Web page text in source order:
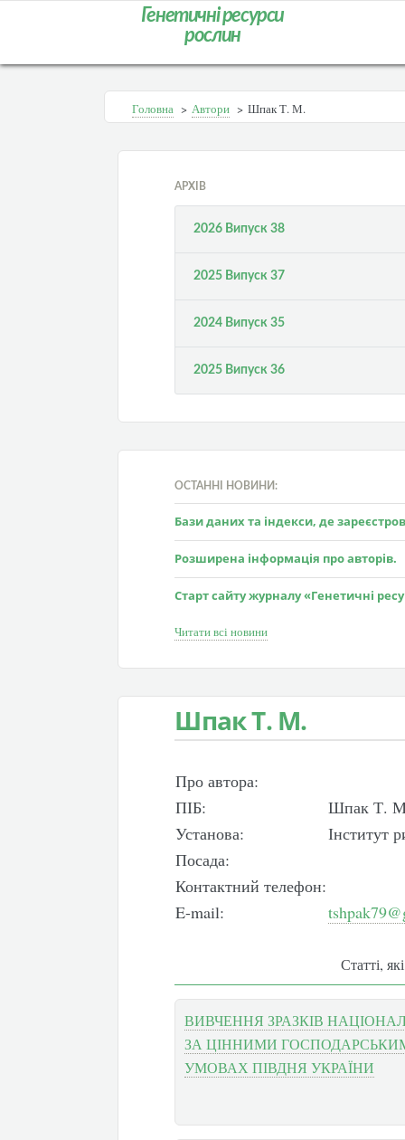
Генетичні ресурси
рослин
Головна > Автори > Шпак Т. М.
АРХІВ
2026 Випуск 38
2025 Випуск 37
2024 Випуск 35
2025 Випуск 36
ОСТАННІ НОВИНИ:
Бази даних та індекси, де
Розширена інформація про авторів.
Старт сайту журналу «Генетичні
Читати всі новини
Шпак Т. М.
Про автора:
ПІБ:
Шпак Т.
Установа:
Інститут
Посада:
Контактний телефон:
E-mail:
Статті,
ВИВЧЕННЯ ЗРАЗКІВ
ЗА ЦІННИМИ
УМОВАХ ПІВДНЯ УКРАЇНИ